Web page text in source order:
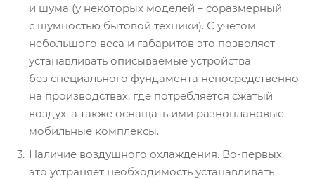
и шума (у некоторых моделей – соразмерный
с шумностью бытовой техники). С учетом
небольшого веса и габаритов это позволяет
устанавливать описываемые устройства
без специального фундамента непосредственно
на производствах, где потребляется сжатый
воздух, а также оснащать ими разноплановые
мобильные комплексы.
Наличие воздушного охлаждения. Во-первых,
это устраняет необходимость устанавливать